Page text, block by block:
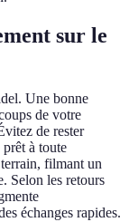
sur le
Une bonne
de votre
de rester
à toute
filmant un
Selon les retours
échanges rapides.